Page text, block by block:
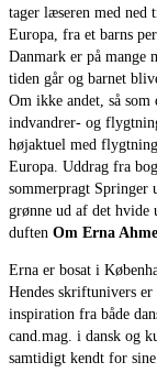
tager læseren med ned
Europa, fra et barns
Danmark er på mange
tiden går og barnet
Om ikke andet, så
indvandrer- og
højaktuel med
Europa. Uddrag fra
sommerpragt Springer
grønne ud af det hvide
duften Om Erna
Erna er bosat i
Hendes skriftunivers
inspiration fra både
cand.mag. i dansk og
samtidigt kendt for